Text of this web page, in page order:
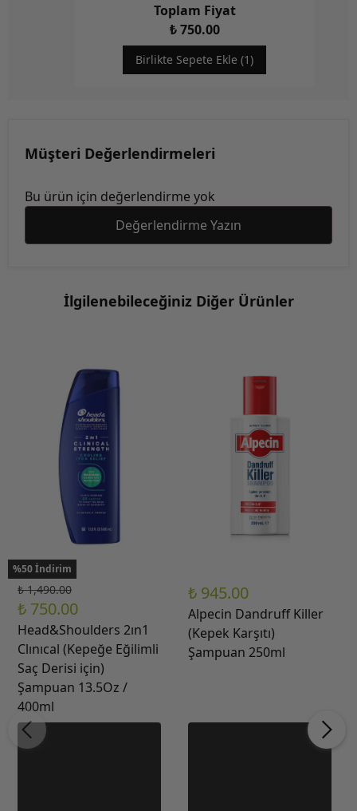
Toplam Fiyat
₺ 750.00
Birlikte Sepete Ekle (1)
Müşteri Değerlendirmeleri
Bu ürün için değerlendirme yok
Değerlendirme Yazın
İlgilenebileceğiniz Diğer Ürünler
%50 İndirim
₺ 1,490.00
₺ 750.00
Head&Shoulders 2ın1
Clınıcal (Kepeğe Eğilimli
Saç Derisi için)
Şampuan 13.5Oz /
400ml
₺ 945.00
Alpecin Dandruff Killer
(Kepek Karşıtı)
Şampuan 250ml